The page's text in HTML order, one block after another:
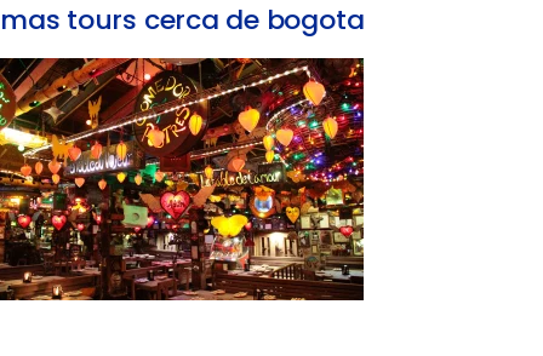
mas tours cerca de bogota